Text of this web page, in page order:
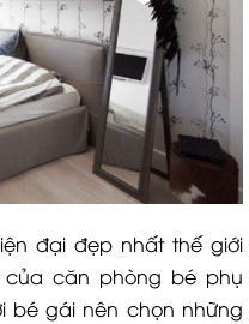
đại đẹp nhất thế giới
căn phòng bé phụ
bé gái nên chọn những